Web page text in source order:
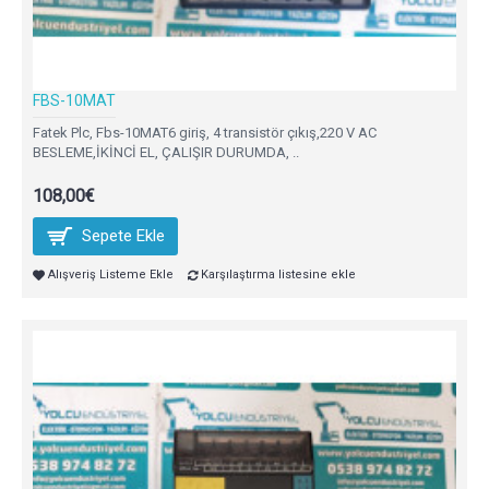
FBS-10MAT
Fatek Plc, Fbs-10MAT6 giriş, 4 transistör çıkış,220 V AC
BESLEME,İKİNCİ EL, ÇALIŞIR DURUMDA, ..
108,00€
Sepete Ekle
Alışveriş Listeme Ekle Karşılaştırma listesine ekle